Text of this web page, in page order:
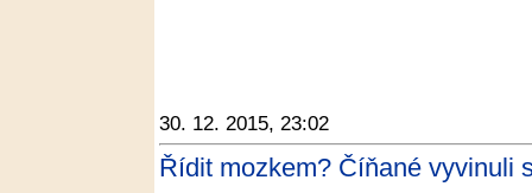
30. 12. 2015, 23:02
Řídit mozkem? Číňané vyvinuli